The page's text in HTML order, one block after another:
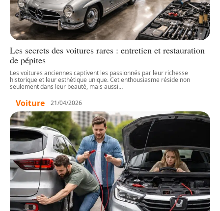
Les secrets des voitures rares : entretien et restauration
de pépites
Les voitures anciennes captivent les passionnés par leur richesse
historique et leur esthétique unique. Cet enthousiasme réside non
seulement dans leur beauté, mais aussi…
Voiture 21/04/2026